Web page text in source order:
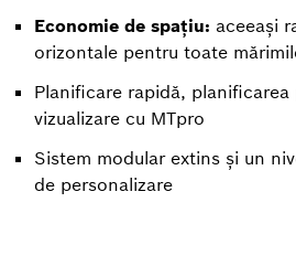
Economie de spațiu: aceeași
orizontale pentru toate
Planificare rapidă, planificarea
vizualizare cu MTpro
Sistem modular extins și un
de personalizare